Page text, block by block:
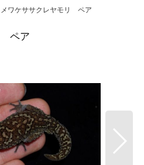
メワケササクレヤモリ ペア
ペア